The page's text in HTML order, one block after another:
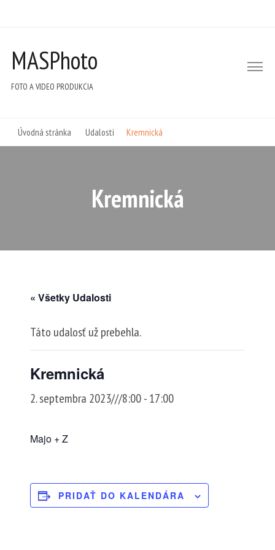
MASPhoto
FOTO A VIDEO PRODUKCIA
Úvodná stránka Udalosti Kremnická
Kremnická
« Všetky Udalosti
Táto udalosť už prebehla.
Kremnická
2. septembra 2023///8:00-17:00
Majo + Z
PRIDAŤ DO KALENDÁRA